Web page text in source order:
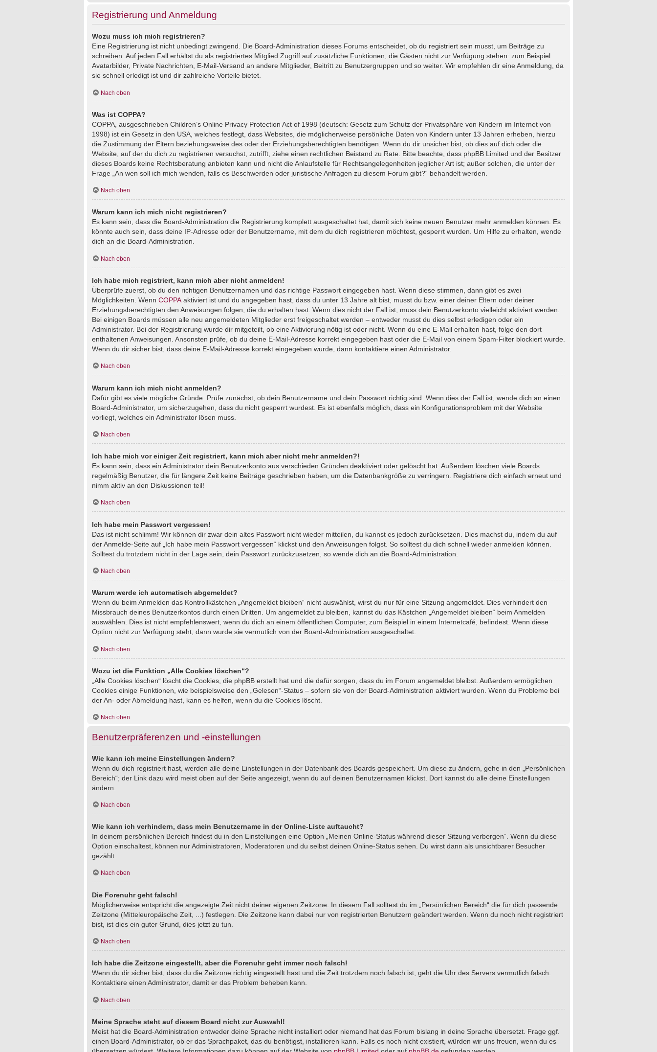
Registrierung und Anmeldung
Wozu muss ich mich registrieren?
Eine Registrierung ist nicht unbedingt zwingend. Die Board-Administration dieses Forums entscheidet, ob du registriert sein musst, um Beiträge zu
schreiben. Auf jeden Fall erhältst du als registriertes Mitglied Zugriff auf zusätzliche Funktionen, die Gästen nicht zur Verfügung stehen: zum Beispiel
Avatarbilder, Private Nachrichten, E-Mail-Versand an andere Mitglieder, Beitritt zu Benutzergruppen und so weiter. Wir empfehlen dir eine Anmeldung, da
sie schnell erledigt ist und dir zahlreiche Vorteile bietet.
Nach oben
Was ist COPPA?
COPPA, ausgeschrieben Children’s Online Privacy Protection Act of 1998 (deutsch: Gesetz zum Schutz der Privatsphäre von Kindern im Internet von
1998) ist ein Gesetz in den USA, welches festlegt, dass Websites, die möglicherweise persönliche Daten von Kindern unter 13 Jahren erheben, hierzu
die Zustimmung der Eltern beziehungsweise des oder der Erziehungsberechtigten benötigen. Wenn du dir unsicher bist, ob dies auf dich oder die
Website, auf der du dich zu registrieren versuchst, zutrifft, ziehe einen rechtlichen Beistand zu Rate. Bitte beachte, dass phpBB Limited und der Besitzer
dieses Boards keine Rechtsberatung anbieten kann und nicht die Anlaufstelle für Rechtsangelegenheiten jeglicher Art ist; außer solchen, die unter der
Frage „An wen soll ich mich wenden, falls es Beschwerden oder juristische Anfragen zu diesem Forum gibt?“ behandelt werden.
Nach oben
Warum kann ich mich nicht registrieren?
Es kann sein, dass die Board-Administration die Registrierung komplett ausgeschaltet hat, damit sich keine neuen Benutzer mehr anmelden können. Es
könnte auch sein, dass deine IP-Adresse oder der Benutzername, mit dem du dich registrieren möchtest, gesperrt wurden. Um Hilfe zu erhalten, wende
dich an die Board-Administration.
Nach oben
Ich habe mich registriert, kann mich aber nicht anmelden!
Überprüfe zuerst, ob du den richtigen Benutzernamen und das richtige Passwort eingegeben hast. Wenn diese stimmen, dann gibt es zwei
Möglichkeiten. Wenn COPPA aktiviert ist und du angegeben hast, dass du unter 13 Jahre alt bist, musst du bzw. einer deiner Eltern oder deiner
Erziehungsberechtigten den Anweisungen folgen, die du erhalten hast. Wenn dies nicht der Fall ist, muss dein Benutzerkonto vielleicht aktiviert werden.
Bei einigen Boards müssen alle neu angemeldeten Mitglieder erst freigeschaltet werden – entweder musst du dies selbst erledigen oder ein
Administrator. Bei der Registrierung wurde dir mitgeteilt, ob eine Aktivierung nötig ist oder nicht. Wenn du eine E-Mail erhalten hast, folge den dort
enthaltenen Anweisungen. Ansonsten prüfe, ob du deine E-Mail-Adresse korrekt eingegeben hast oder die E-Mail von einem Spam-Filter blockiert wurde.
Wenn du dir sicher bist, dass deine E-Mail-Adresse korrekt eingegeben wurde, dann kontaktiere einen Administrator.
Nach oben
Warum kann ich mich nicht anmelden?
Dafür gibt es viele mögliche Gründe. Prüfe zunächst, ob dein Benutzername und dein Passwort richtig sind. Wenn dies der Fall ist, wende dich an einen
Board-Administrator, um sicherzugehen, dass du nicht gesperrt wurdest. Es ist ebenfalls möglich, dass ein Konfigurationsproblem mit der Website
vorliegt, welches ein Administrator lösen muss.
Nach oben
Ich habe mich vor einiger Zeit registriert, kann mich aber nicht mehr anmelden?!
Es kann sein, dass ein Administrator dein Benutzerkonto aus verschieden Gründen deaktiviert oder gelöscht hat. Außerdem löschen viele Boards
regelmäßig Benutzer, die für längere Zeit keine Beiträge geschrieben haben, um die Datenbankgröße zu verringern. Registriere dich einfach erneut und
nimm aktiv an den Diskussionen teil!
Nach oben
Ich habe mein Passwort vergessen!
Das ist nicht schlimm! Wir können dir zwar dein altes Passwort nicht wieder mitteilen, du kannst es jedoch zurücksetzen. Dies machst du, indem du auf
der Anmelde-Seite auf „Ich habe mein Passwort vergessen“ klickst und den Anweisungen folgst. So solltest du dich schnell wieder anmelden können.
Solltest du trotzdem nicht in der Lage sein, dein Passwort zurückzusetzen, so wende dich an die Board-Administration.
Nach oben
Warum werde ich automatisch abgemeldet?
Wenn du beim Anmelden das Kontrollkästchen „Angemeldet bleiben“ nicht auswählst, wirst du nur für eine Sitzung angemeldet. Dies verhindert den
Missbrauch deines Benutzerkontos durch einen Dritten. Um angemeldet zu bleiben, kannst du das Kästchen „Angemeldet bleiben“ beim Anmelden
auswählen. Dies ist nicht empfehlenswert, wenn du dich an einem öffentlichen Computer, zum Beispiel in einem Internetcafé, befindest. Wenn diese
Option nicht zur Verfügung steht, dann wurde sie vermutlich von der Board-Administration ausgeschaltet.
Nach oben
Wozu ist die Funktion „Alle Cookies löschen“?
„Alle Cookies löschen“ löscht die Cookies, die phpBB erstellt hat und die dafür sorgen, dass du im Forum angemeldet bleibst. Außerdem ermöglichen
Cookies einige Funktionen, wie beispielsweise den „Gelesen“-Status – sofern sie von der Board-Administration aktiviert wurden. Wenn du Probleme bei
der An- oder Abmeldung hast, kann es helfen, wenn du die Cookies löscht.
Nach oben
Benutzerpräferenzen und -einstellungen
Wie kann ich meine Einstellungen ändern?
Wenn du dich registriert hast, werden alle deine Einstellungen in der Datenbank des Boards gespeichert. Um diese zu ändern, gehe in den „Persönlichen
Bereich“; der Link dazu wird meist oben auf der Seite angezeigt, wenn du auf deinen Benutzernamen klickst. Dort kannst du alle deine Einstellungen
ändern.
Nach oben
Wie kann ich verhindern, dass mein Benutzername in der Online-Liste auftaucht?
In deinem persönlichen Bereich findest du in den Einstellungen eine Option „Meinen Online-Status während dieser Sitzung verbergen“. Wenn du diese
Option einschaltest, können nur Administratoren, Moderatoren und du selbst deinen Online-Status sehen. Du wirst dann als unsichtbarer Besucher
gezählt.
Nach oben
Die Forenuhr geht falsch!
Möglicherweise entspricht die angezeigte Zeit nicht deiner eigenen Zeitzone. In diesem Fall solltest du im „Persönlichen Bereich“ die für dich passende
Zeitzone (Mitteleuropäische Zeit, ...) festlegen. Die Zeitzone kann dabei nur von registrierten Benutzern geändert werden. Wenn du noch nicht registriert
bist, ist dies ein guter Grund, dies jetzt zu tun.
Nach oben
Ich habe die Zeitzone eingestellt, aber die Forenuhr geht immer noch falsch!
Wenn du dir sicher bist, dass du die Zeitzone richtig eingestellt hast und die Zeit trotzdem noch falsch ist, geht die Uhr des Servers vermutlich falsch.
Kontaktiere einen Administrator, damit er das Problem beheben kann.
Nach oben
Meine Sprache steht auf diesem Board nicht zur Auswahl!
Meist hat die Board-Administration entweder deine Sprache nicht installiert oder niemand hat das Forum bislang in deine Sprache übersetzt. Frage ggf.
einen Board-Administrator, ob er das Sprachpaket, das du benötigst, installieren kann. Falls es noch nicht existiert, würden wir uns freuen, wenn du es